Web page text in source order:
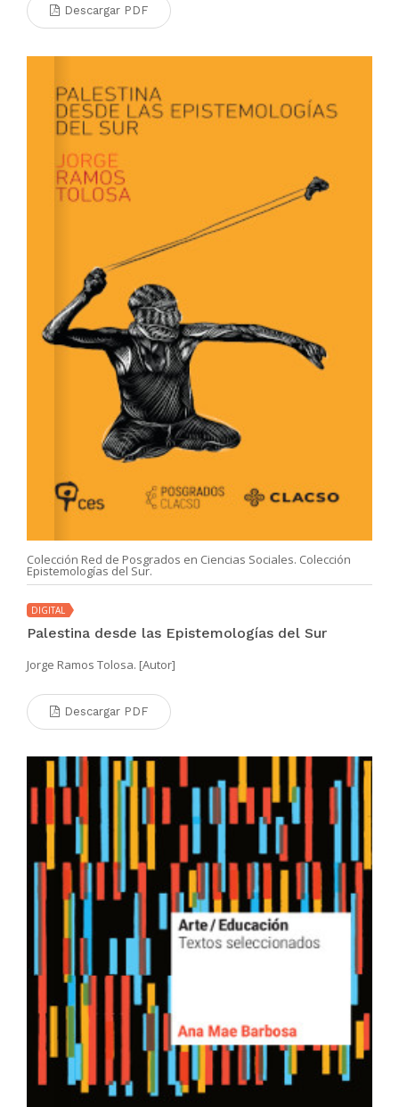
Descargar PDF
Colección Red de Posgrados en Ciencias Sociales. Colección
Epistemologías del Sur.
DIGITAL
Palestina desde las Epistemologías del Sur
Jorge Ramos Tolosa. [Autor]
Descargar PDF